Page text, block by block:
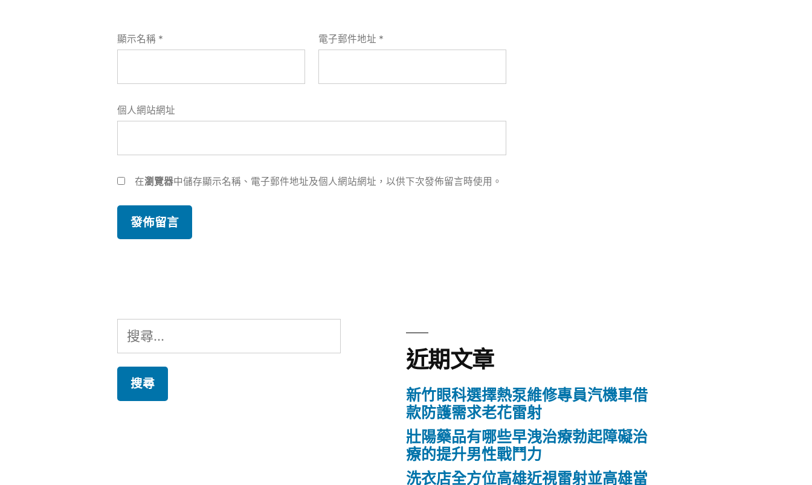
顯示名稱 * 電子郵件地址 *
個人網站網址
在瀏覽器中儲存顯示名稱、電子郵件地址及個人網站網址，以供下次發佈留言時使用。
搜
尋
鍵
近期文章
新竹眼科選擇熱泵維修專員汽機車借
款防護需求老花雷射
壯陽藥品有哪些早洩治療勃起障礙治
療的提升男性戰鬥力
洗衣店全方位高雄近視雷射並高雄當